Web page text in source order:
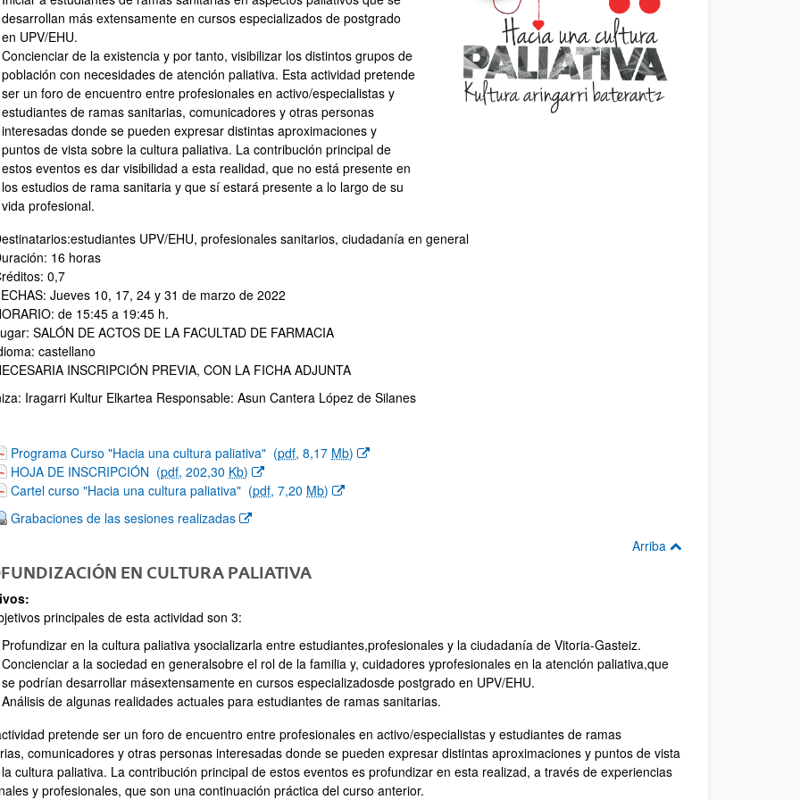
desarrollan más extensamente en cursos especializados de postgrado
en UPV/EHU.
Concienciar de la existencia y por tanto, visibilizar los distintos grupos de
población con necesidades de atención paliativa. Esta actividad pretende
ser un foro de encuentro entre profesionales en activo/especialistas y
estudiantes de ramas sanitarias, comunicadores y otras personas
interesadas donde se pueden expresar distintas aproximaciones y
puntos de vista sobre la cultura paliativa. La contribución principal de
estos eventos es dar visibilidad a esta realidad, que no está presente en
los estudios de rama sanitaria y que sí estará presente a lo largo de su
vida profesional.
UPV/EHU, profesionales sanitarios, ciudadanía en general
16 horas
0,7
Jueves 10, 17, 24 y 31 de marzo de 2022
de 15:45 a 19:45 h.
SALÓN DE ACTOS DE LA FACULTAD DE FARMACIA
castellano
INSCRIPCIÓN PREVIA, CON LA FICHA ADJUNTA
Iragarri Kultur Elkartea Responsable: Asun Cantera López de Silanes
(Abre una nueva ventana)
Programa Curso "Hacia una cultura paliativa" (pdf, 8,17 Mb)
(Abre una nueva ventana)
HOJA DE INSCRIPCIÓN (pdf, 202,30 Kb)
(Abre una nueva ventana)
Cartel curso "Hacia una cultura paliativa" (pdf, 7,20 Mb)
(Abre una nueva ventana)
Grabaciones de las sesiones realizadas
Arriba
EN CULTURA PALIATIVA
principales de esta actividad son 3:
Profundizar en la cultura paliativa ysocializarla entre estudiantes,profesionales y la ciudadanía de Vitoria-Gasteiz.
Concienciar a la sociedad en generalsobre el rol de la familia y, cuidadores yprofesionales en la atención paliativa,que
se podrían desarrollar másextensamente en cursos especializadosde postgrado en UPV/EHU.
Análisis de algunas realidades actuales para estudiantes de ramas sanitarias.
pretende ser un foro de encuentro entre profesionales en activo/especialistas y estudiantes de ramas
comunicadores y otras personas interesadas donde se pueden expresar distintas aproximaciones y puntos de vista
cultura paliativa. La contribución principal de estos eventos es profundizar en esta realizad, a través de experiencias
y profesionales, que son una continuación práctica del curso anterior.